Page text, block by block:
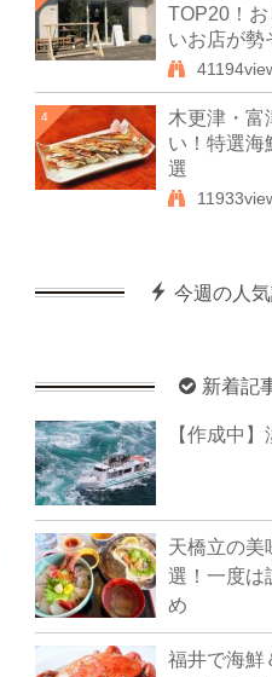
TOP20！
いお店が勢
4
木更津・富
い！特選海
選
今週の人
新着記
【作成中
天橋立の美
選！一度は
め
福井で海鮮